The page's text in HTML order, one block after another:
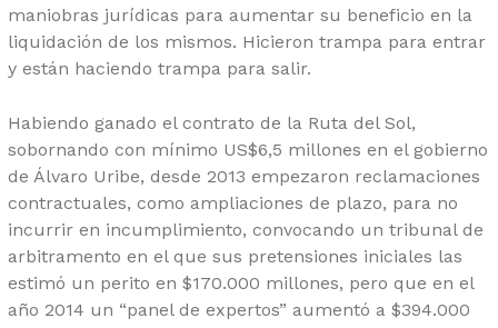
maniobras jurídicas para aumentar su beneficio en la
liquidación de los mismos. Hicieron trampa para entrar
y están haciendo trampa para salir.
Habiendo ganado el contrato de la Ruta del Sol,
sobornando con mínimo US$6,5 millones en el gobierno
de Álvaro Uribe, desde 2013 empezaron reclamaciones
contractuales, como ampliaciones de plazo, para no
incurrir en incumplimiento, convocando un tribunal de
arbitramento en el que sus pretensiones iniciales las
estimó un perito en $170.000 millones, pero que en el
año 2014 un “panel de expertos” aumentó a $394.000